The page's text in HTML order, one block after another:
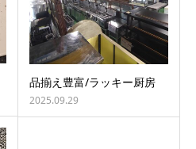
品揃え豊富/ラッキー厨房
2025.09.29